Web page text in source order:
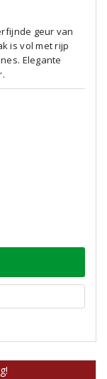
geur van
is vol met rijp
Elegante